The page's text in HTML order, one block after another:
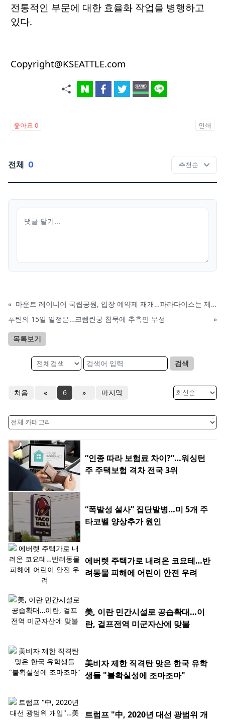
전통적인 부문에 대한 효율화 작업을 병행하고
있다.
Copyright@KSEATTLE.com
좋아요 0 인쇄
전체 0
«
마운트 레이니어 국립공원, 입장 예약제 재개…파라다이스는 제외
푸틴의 15일 일정은…크렘린궁 침묵에 추측만 무성
»
목록보기
검색
처음 « 6 » 마지막
“인종 따라 보험료 차이?”…워싱턴
주 주택보험 격차 전국 3위
“폭발성 설사” 집단발병…미 5개 주
타코벨 양상추가 원인
에버렛 주택가로 내려온 코요테…반
려동물 피해에 어린이 안전 우려
美, 이란 민간시설로 공습확대…이
란, 걸프전역 미군자산에 맞불
美비자 제한 직격탄 맞은 한국 유학
생들 "불확실성에 조마조마"
트럼프 "中, 2020년 대선 광범위 개